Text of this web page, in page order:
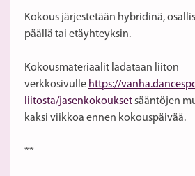
Kokous järjestetään hybridinä,
päällä tai etäyhteyksin.
Kokousmateriaalit ladataan liiton
verkkosivulle https://
liitosta/jasenkokouksetsääntöjen
kaksi viikkoa ennen kokouspäivää.
**